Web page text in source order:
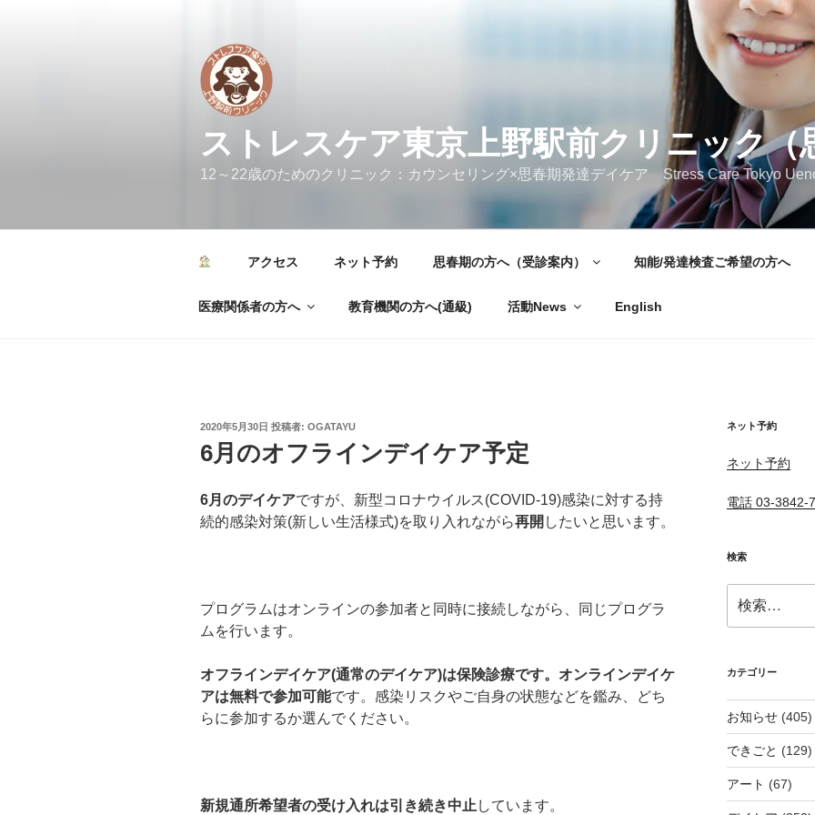
ストレスケア東京上野駅前クリニック（
12～22歳のためのクリニック：カウンセリング×思春期発達デイケア Stress Care Tokyo
アクセス ネット予約 思春期の方へ（受診案内） 知能/発達検査ご希望の方へ
医療関係者の方へ 教育機関の方へ(通級) 活動News English
投
日:
2020年5月30日 投稿者: OGATAYU
6月のオフラインデイケア予定
6月のデイケアですが、新型コロナウイルス(COVID-19)感染に対する持
続的感染対策(新しい生活様式)を取り入れながら再開 したいと思います。
プログラムはオンラインの参加者と同時に接続しながら、同じプログラ
ムを行います。
オフラインデイケア(通常のデイケア)は保険診療です。 オンラインデイケ
アは無料で参加可能です。感染リスクやご自身の状態などを鑑み、どち
らに参加するか選んでください。
新規通所希望者の受け入れは引き続き中止 しています。
ネット予約
ネット予約
電話 03-3842-
検索
索:
カテゴリー
お知らせ(405)
できごと (129)
アート (67)